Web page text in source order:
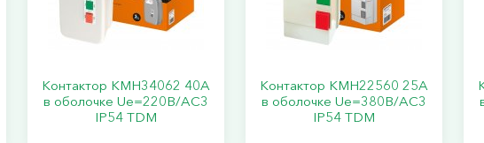
Контактор КМН34062 40А
в оболочке Ue=220В/АC3
IP54 TDM
Контактор КМН22560 25А
в оболочке Ue=380В/АС3
IP54 TDM